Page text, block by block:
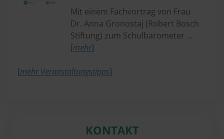
Mit einem Fachvortrag von Frau
Dr. Anna Gronostaj (Robert Bosch
Stiftung) zum Schulbarometer ...
[mehr]
[mehr Veranstaltungstipps]
KONTAKT